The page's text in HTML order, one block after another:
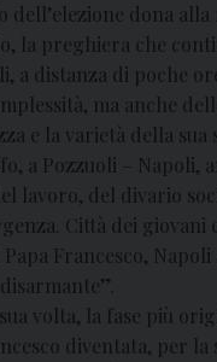
dell’elezione dona
la preghiera che
a distanza di poche
ma anche
e la varietà della
a Pozzuoli – Napoli,
lavoro, del divario
Città dei
Papa Francesco,
volta, la fase più
diventata, per